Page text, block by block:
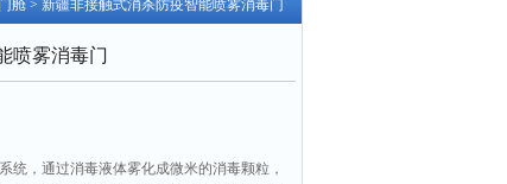
舱 > 新疆非接触式消杀防疫智能喷雾消毒门
喷雾消毒门
统，通过消毒液体雾化成微米的消毒颗粒，